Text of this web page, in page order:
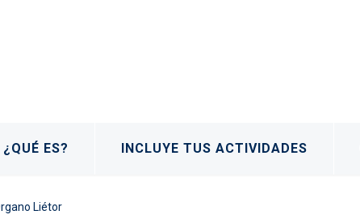
¿QUÉ ES? INCLUYE TUS ACTIVIDADES
Liétor